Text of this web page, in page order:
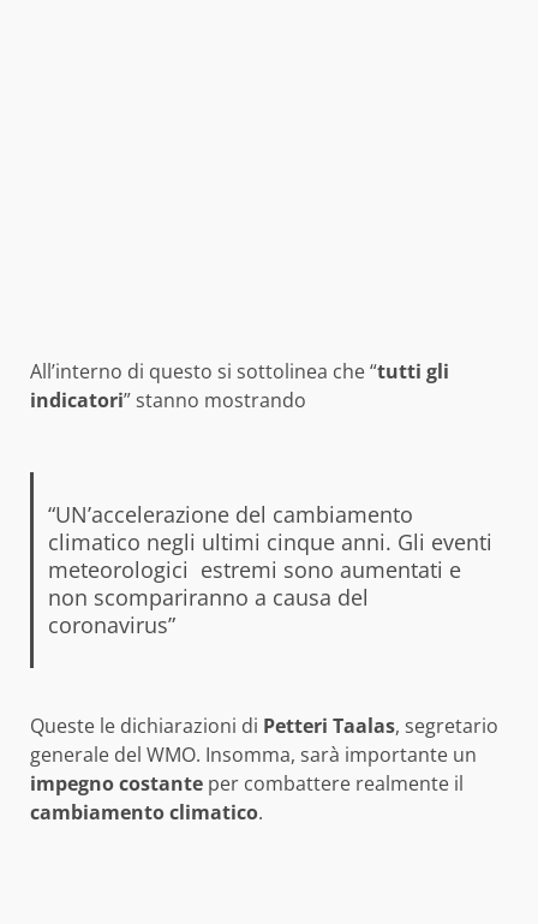
All’interno di questo si sottolinea che “tutti gli
indicatori” stanno mostrando
“UN’accelerazione del cambiamento
climatico negli ultimi cinque anni. Gli eventi
meteorologici estremi sono aumentati e
non scompariranno a causa del
coronavirus”
Queste le dichiarazioni di Petteri Taalas, segretario
generale del WMO. Insomma, sarà importante un
impegnocostante per combattere realmente il
cambiamentoclimatico.